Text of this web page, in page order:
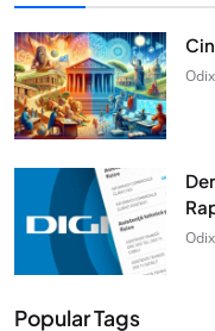
Odix
Odix
Popular Tags